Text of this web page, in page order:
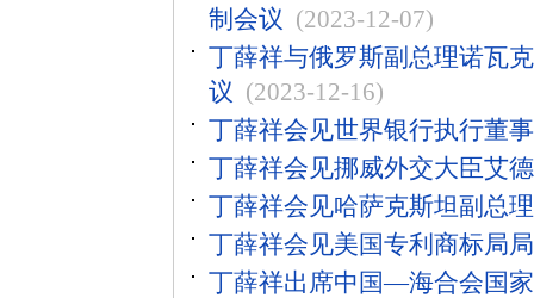
制会议 (2023-12-07)
丁薛祥与俄罗斯副总理诺瓦
议 (2023-12-16)
丁薛祥会见世界银行执行董
丁薛祥会见挪威外交大臣艾德
丁薛祥会见哈萨克斯坦副总
丁薛祥会见美国专利商标局
丁薛祥出席中国—海合会国